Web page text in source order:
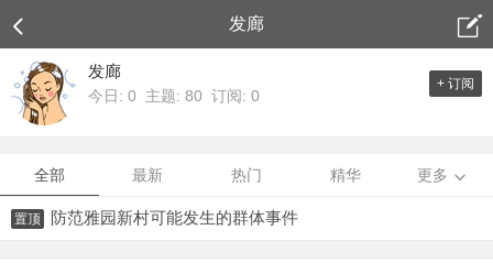
发廊
发廊
今日: 0 主题: 80 订阅: 0
+ 订阅
全部 最新 热门 精华 更多
置顶 防范雅园新村可能发生的群体事件